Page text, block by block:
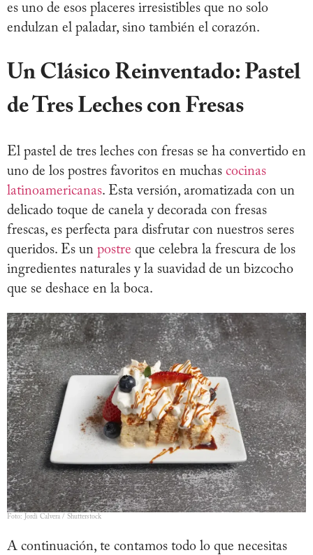
es uno de esos placeres irresistibles que no solo
endulzan el paladar, sino también el corazón.
Un Clásico Reinventado: Pastel
de Tres Leches con Fresas
El pastel de tres leches con fresas se ha convertido en
uno de los postres favoritos en muchas cocinas
latinoamericanas. Esta versión, aromatizada con un
delicado toque de canela y decorada con fresas
frescas, es perfecta para disfrutar con nuestros seres
queridos. Es un postre que celebra la frescura de los
ingredientes naturales y la suavidad de un bizcocho
que se deshace en la boca.
Foto: Jordi Calvera / Shutterstock
A continuación, te contamos todo lo que necesitas